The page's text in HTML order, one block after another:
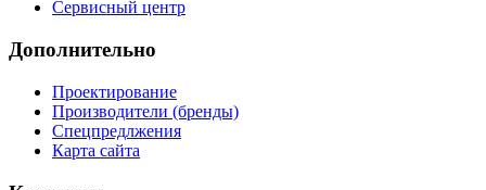
Сервисный центр
Дополнительно
Проектирование
Производители (бренды)
Спецпредлжения
Карта сайта